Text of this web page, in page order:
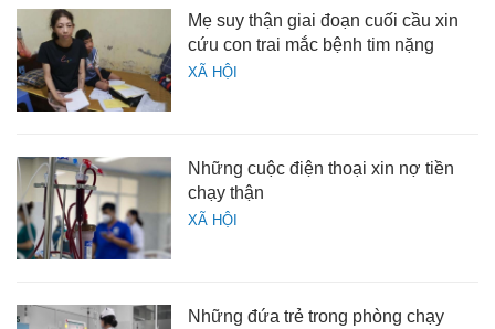
XÃ HỘI
Mẹ suy thận giai đoạn cuối cầu xin
cứu con trai mắc bệnh tim nặng
XÃ HỘI
Những cuộc điện thoại xin nợ tiền
chạy thận
Những đứa trẻ trong phòng chạy